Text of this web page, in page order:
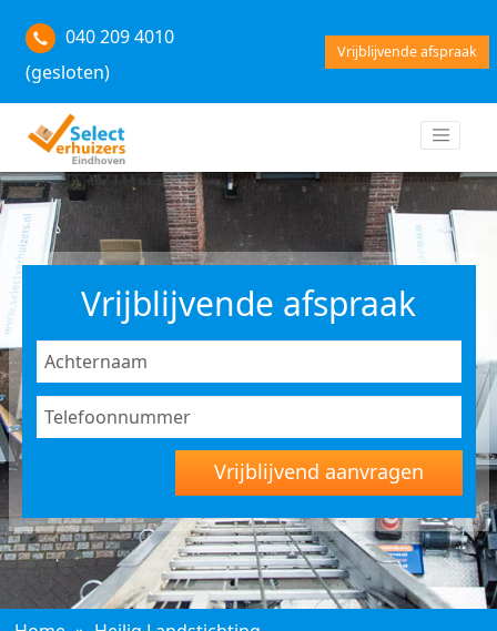
040 209 4010
(gesloten)
Vrijblijvende afspraak
Vrijblijvende afspraak
Vrijblijvend aanvragen